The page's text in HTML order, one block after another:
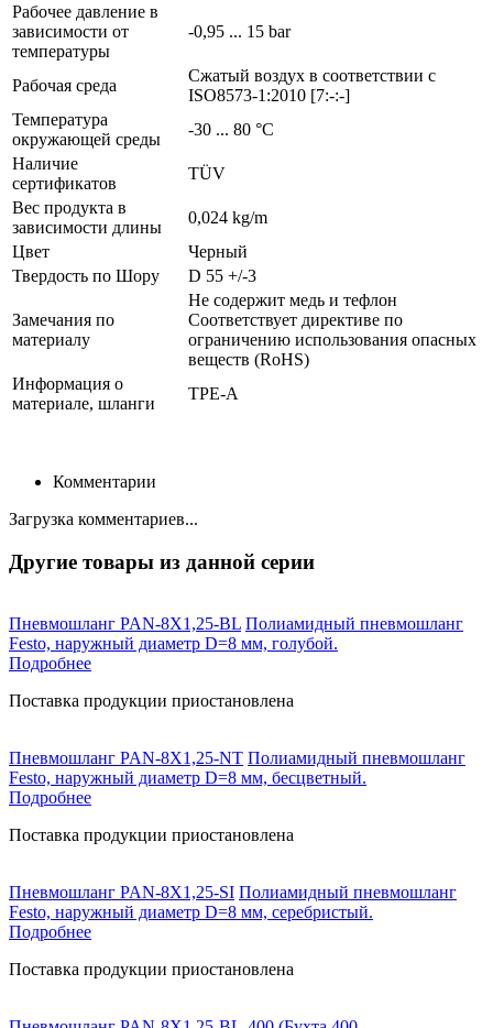
Рабочее давление в
зависимости от
температуры
-0,95 ... 15 bar
Рабочая среда
Сжатый воздух в соответствии с
ISO8573-1:2010 [7:-:-]
Температура
окружающей среды
-30 ... 80 °C
Наличие
сертификатов
TÜV
Вес продукта в
зависимости длины
0,024 kg/m
Цвет
Черный
Твердость по Шору
D 55 +/-3
Замечания по
материалу
Не содержит медь и тефлон
Соответствует директиве по
ограничению использования опасных
веществ (RoHS)
Информация о
материале, шланги
TPE-A
Комментарии
Загрузка комментариев...
Другие товары из данной серии
Пневмошланг PAN-8X1,25-BL Полиамидный пневмошланг
Festo, наружный диаметр D=8 мм, голубой.
Подробнее
Поставка продукции приостановлена
Пневмошланг PAN-8X1,25-NT Полиамидный пневмошланг
Festo, наружный диаметр D=8 мм, бесцветный.
Подробнее
Поставка продукции приостановлена
Пневмошланг PAN-8X1,25-SI Полиамидный пневмошланг
Festo, наружный диаметр D=8 мм, серебристый.
Подробнее
Поставка продукции приостановлена